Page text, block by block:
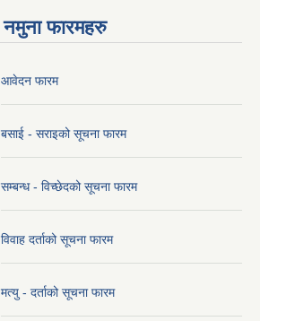
नमुना फारमहरु
आवेदन फारम
बसाई - सराइको सूचना फारम
सम्बन्ध - विच्छेदको सूचना फारम
विवाह दर्ताको सूचना फारम
मत्यु - दर्ताको सूचना फारम